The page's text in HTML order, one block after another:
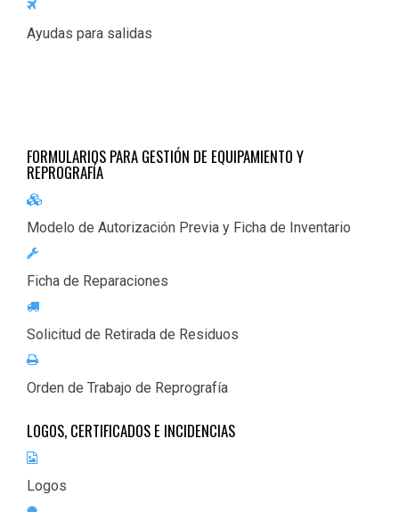
Ayudas para salidas
FORMULARIOS PARA GESTIÓN DE EQUIPAMIENTO Y
REPROGRAFÍA
Modelo de Autorización Previa y Ficha de Inventario
Ficha de Reparaciones
Solicitud de Retirada de Residuos
Orden de Trabajo de Reprografía
LOGOS, CERTIFICADOS E INCIDENCIAS
Logos